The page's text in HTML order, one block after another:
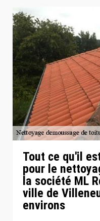
Tout ce qu'il
pour le
la société ML
ville de
environs